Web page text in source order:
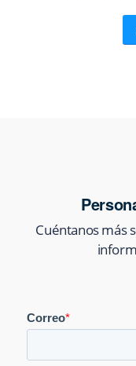
Cuéntanos más